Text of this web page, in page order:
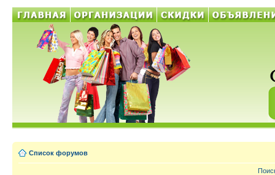
Список форумов